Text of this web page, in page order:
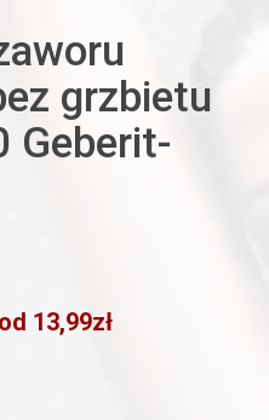
grzbietu
Geberit-
13,99zł